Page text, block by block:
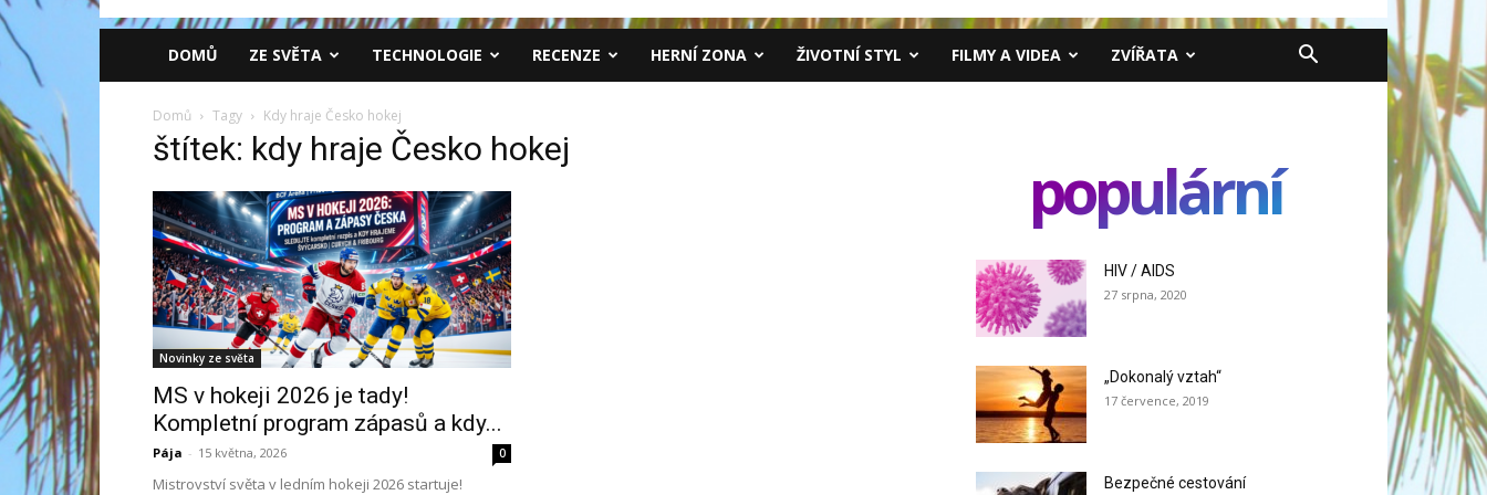
DOMŮ ZE SVĚTA TECHNOLOGIE RECENZE HERNÍ ZONA ŽIVOTNÍ STYL FILMY A VIDEA ZVÍŘATA
Domů Tagy Kdy hraje Česko hokej
štítek: kdy hraje Česko hokej
Novinky ze světa
MS v hokeji 2026 je tady!
Kompletní program zápasů a kdy...
Pája - 15 května, 2026 0
Mistrovství světa v ledním hokeji 2026 startuje!
populární
HIV / AIDS
27 srpna, 2020
„Dokonalý vztah“
17 července, 2019
Bezpečné cestování